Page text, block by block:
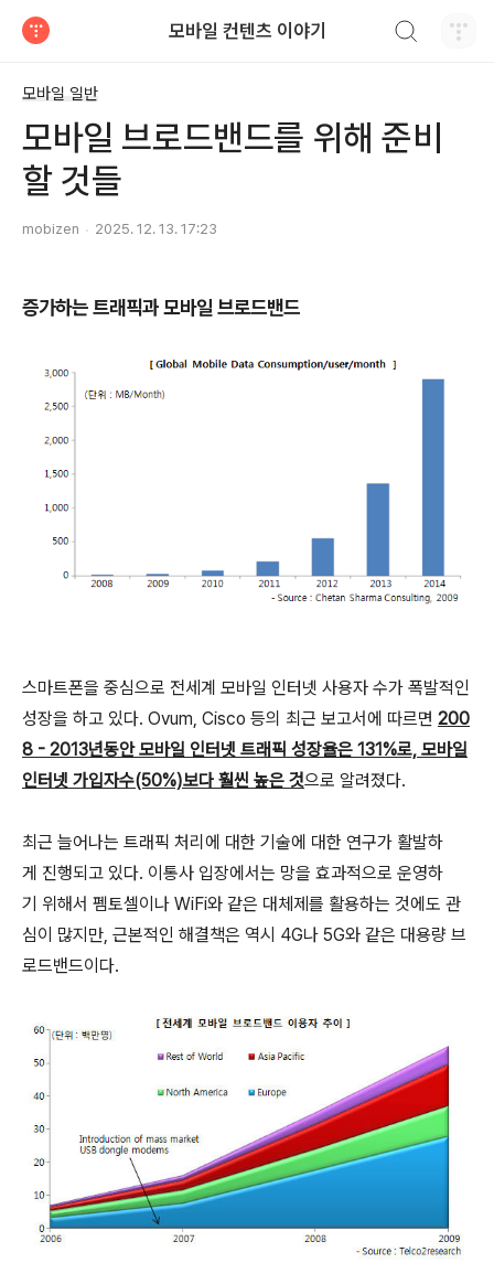
모바일 컨텐츠 이야기
모바일 일반
모바일 브로드밴드를 위해 준비
할 것들
mobizen 2025. 12. 13. 17:23
증가하는 트래픽과 모바일 브로드밴드
스마트폰을 중심으로 전세계 모바일 인터넷 사용자 수가 폭발적인
성장을 하고 있다. Ovum, Cisco 등의 최근 보고서에 따르면 200
8 - 2013년동안 모바일 인터넷 트래픽 성장율은 131%로, 모바일
인터넷 가입자수(50%)보다 훨씬 높은 것으로 알려졌다.
최근 늘어나는 트래픽 처리에 대한 기술에 대한 연구가 활발하
게 진행되고 있다. 이통사 입장에서는 망을 효과적으로 운영하
기 위해서 펨토셀이나 WiFi와 같은 대체제를 활용하는 것에도 관
심이 많지만, 근본적인 해결책은 역시 4G나 5G와 같은 대용량 브
로드밴드이다.